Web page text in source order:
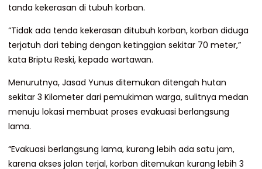
tanda kekerasan di tubuh korban.
“Tidak ada tenda kekerasan ditubuh korban, korban diduga
terjatuh dari tebing dengan ketinggian sekitar 70 meter,”
kata Briptu Reski, kepada wartawan.
Menurutnya, Jasad Yunus ditemukan ditengah hutan
sekitar 3 Kilometer dari pemukiman warga, sulitnya medan
menuju lokasi membuat proses evakuasi berlangsung
lama.
“Evakuasi berlangsung lama, kurang lebih ada satu jam,
karena akses jalan terjal, korban ditemukan kurang lebih 3